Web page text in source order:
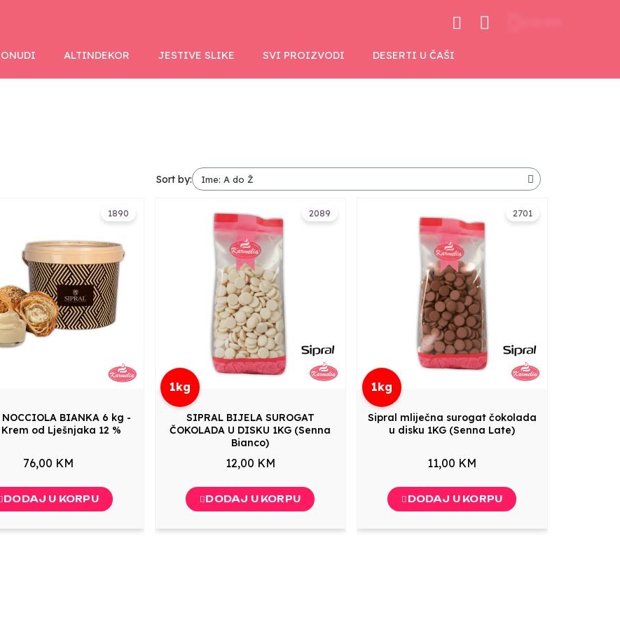
ALTINDEKOR JESTIVE SLIKE SVI PROIZVODI DESERTI U ČAŠI
Sort by:
1890
NOCCIOLA BIANKA 6 kg -
od Lješnjaka 12 %
76,00 KM
DODAJ U KORPU
2089
1kg
SIPRAL BIJELA SUROGAT
ČOKOLADA U DISKU 1KG (Senna
Bianco)
12,00 KM
DODAJ U KORPU
2701
1kg
Sipral mliječna surogat čokolada
u disku 1KG (Senna Late)
11,00 KM
DODAJ U KORPU